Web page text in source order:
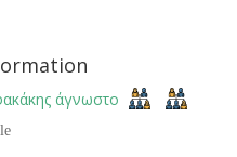
άγνωστο